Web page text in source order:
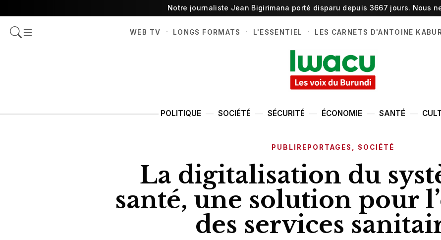
Notre journaliste Jean Bigirimana porté disparu depuis 3667 jours. Nous
WEB TV · LONGS FORMATS · L'ESSENTIEL · LES CARNETS D'ANTOINE
POLITIQUE SOCIÉTÉ SÉCURITÉ ÉCONOMIE SANTÉ
PUBLIREPORTAGES SOCIÉTÉ
La digitalisation du
santé, une solution pour
des services